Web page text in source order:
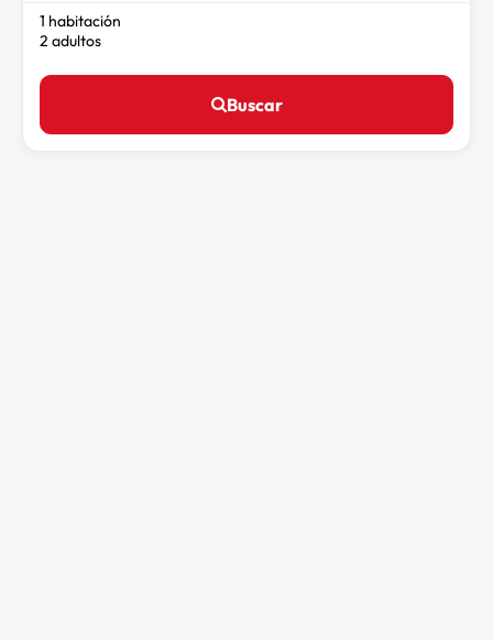
1 habitación
2 adultos
Buscar